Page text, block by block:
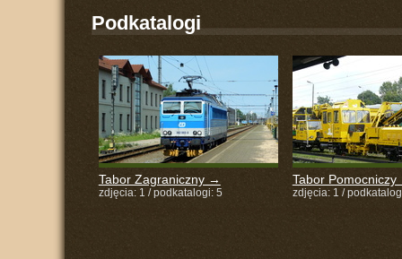
Podkatalogi
Tabor Zagraniczny →
zdjęcia: 1 / podkatalogi: 5
Tabor
zdjęcia: 1 /